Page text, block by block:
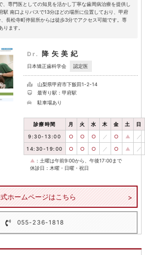
専門医としての知見を活かし丁寧な歯周病治療を提供し
駅 南口よりバスで13分ほどの場所に位置しており、甲府
長松寺町停留所からは徒歩3分でアクセス可能です。専
ります。
Dr. 降矢美紀
日本矯正歯科学会 認定医
山梨県甲府市下飯田1-2-14
最寄り駅：甲府駅
駐車場あり
診療時間 月 火 水 木 金 土 日
9:30-13:00 ○ ○ ○ ／ ○ ▲ ／
14:30-19:00 ○ ○ ○ ／ ○ ▲ ／
▲ ：土曜は午前9:00から、午後17:00まで
休診日：木曜・日曜・祝日
ホームページはこちら
055-236-1818